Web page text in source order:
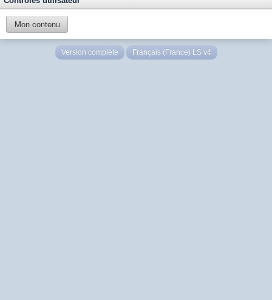
Mon contenu
Version complète Français (France) LS v4